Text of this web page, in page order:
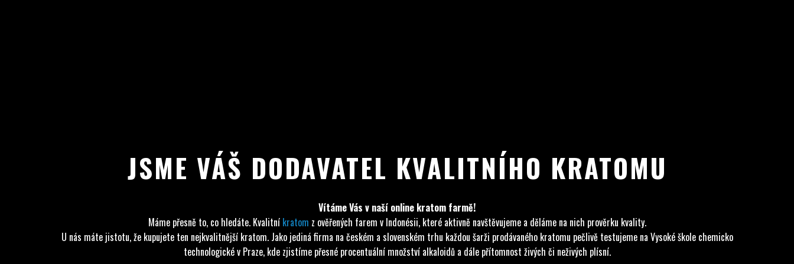
JSME VÁŠ DODAVATEL KVALITNÍHO KRATOMU
Vítáme Vás v naší online kratom farmě!
Máme přesně to, co hledáte. Kvalitní kratom z ověřených farem v Indonésii, které aktivně navštěvujeme a děláme na nich prověrku kvality.
U nás máte jistotu, že kupujete ten nejkvalitnější kratom. Jako jediná firma na českém a slovenském trhu každou šarži prodávaného kratomu pečlivě testujeme na Vysoké škole chemicko
technologické v Praze, kde zjistíme přesné procentuální množství alkaloidů a dále přítomnost živých či neživých plísní.